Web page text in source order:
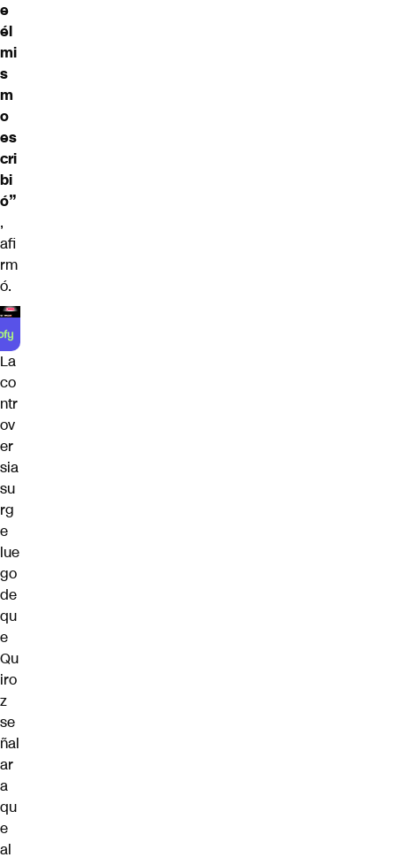
e
él
mi
s
m
o
es
cri
bi
ó”
,
afi
rm
ó.
La
co
ntr
ov
er
sia
su
rg
e
lue
go
de
qu
e
Qu
iro
z
se
ñal
ar
a
qu
e
al